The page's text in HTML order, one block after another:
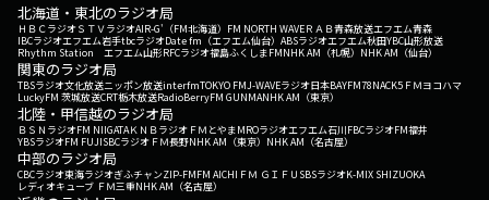
北海道・東北のラジオ局
ＨＢＣラジオＳＴＶラジオAIR-G'（FM北海道） FM NORTH WAVEＲＡＢ青森放送エフエム青森
IBCラジオエフエム岩手tbcラジオDate fm（エフエム仙台） ABSラジオエフエム秋田YBC山形放送
Rhythm Station エフエム山形RFCラジオ福島ふくしまFMNHK AM（札幌） NHK AM（仙台）
関東のラジオ局
TBSラジオ文化放送ニッポン放送interfmTOKYO FMJ-WAVEラジオ日本BAYFM78NACK5 ＦＭヨコハマ
LuckyFM 茨城放送CRT栃木放送RadioBerryFM GUNMANHK AM（東京）
北陸・甲信越のラジオ局
ＢＳＮラジオFM NIIGATAＫＮＢラジオ ＦＭとやまMROラジオエフエム石川FBCラジオFM福井
YBSラジオFM FUJISBCラジオ ＦＭ長野NHK AM（東京） NHK AM（名古屋）
中部のラジオ局
CBCラジオ東海ラジオぎふチャンZIP-FMFM AICHI ＦＭ ＧＩＦＵ SBSラジオK-MIX SHIZUOKA
レディオキューブ ＦＭ三重NHK AM（名古屋）